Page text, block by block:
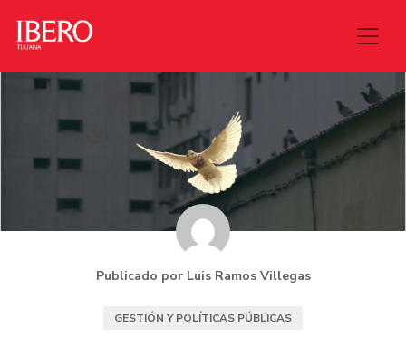
Publicado por Luis Ramos Villegas
GESTIÓN Y POLÍTICAS PÚBLICAS